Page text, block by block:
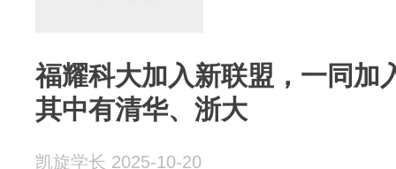
福耀科大加入新联盟，一同加
其中有清华、浙大
凯旋学长 2025-10-20